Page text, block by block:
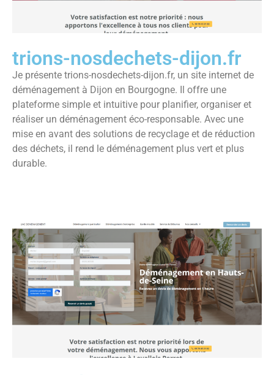
trions-nosdechets-dijon.fr
Je présente trions-nosdechets-dijon.fr, un site internet de
déménagement à Dijon en Bourgogne. Il offre une
plateforme simple et intuitive pour planifier, organiser et
réaliser un déménagement éco-responsable. Avec une
mise en avant des solutions de recyclage et de réduction
des déchets, il rend le déménagement plus vert et plus
durable.